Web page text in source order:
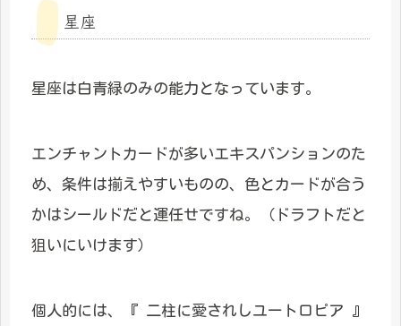
星座
星座は白青緑のみの能力となっています。
エンチャントカードが多いエキスパンションのた
め、条件は揃えやすいものの、色とカードが合う
かはシールドだと運任せですね。（ドラフトだと
狙いにいけます）
個人的には、『 二柱に愛されしユートロピア 』